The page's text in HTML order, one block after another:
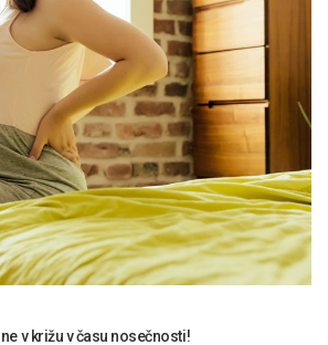
v križu v času nosečnosti!